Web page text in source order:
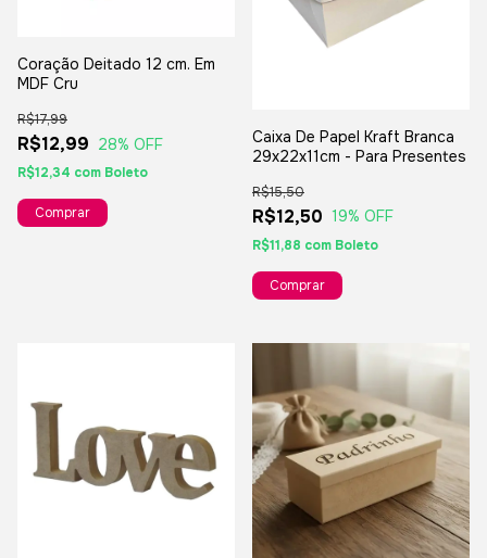
Coração Deitado 12 cm. Em
MDF Cru
R$12,99
R$17,99
28% OFF
R$12,34 com Boleto
Caixa De Papel Kraft Branca
29x22x11cm - Para Presentes
R$12,50
R$15,50
19% OFF
R$11,88 com Boleto
Comprar